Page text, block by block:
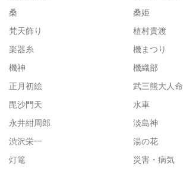
桑
桑姫
梵天飾り
植村貴渡
楽器糸
機まつり
機神
機織部
正月初絵
武三熊大人命
毘沙門天
水車
永井紺周郎
淡島神
渋沢栄一
湯の花
灯篭
災害・病気